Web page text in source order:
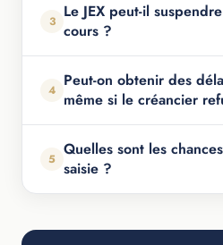
3 Le JEX peut-il
cours ?
4 Peut-on obtenir des
même si le créancier
5 Quelles sont les
saisie ?